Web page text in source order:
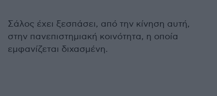
Σάλος έχει ξεσπάσει, από την κίνηση αυτή,
στην πανεπιστημιακή κοινότητα, η οποία
εμφανίζεται διχασμένη.